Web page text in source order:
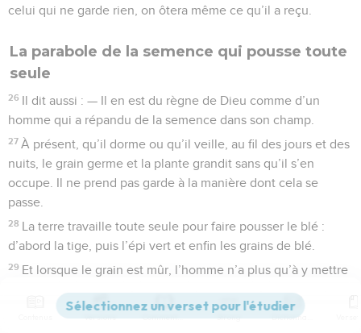
celui qui ne garde rien, on ôtera même ce qu’il a reçu.
La parabole de la semence qui pousse toute
seule
26 Il dit aussi : — Il en est du règne de Dieu comme d’un
homme qui a répandu de la semence dans son champ.
27 À présent, qu’il dorme ou qu’il veille, au fil des jours et des
nuits, le grain germe et la plante grandit sans qu’il s’en
occupe. Il ne prend pas garde à la manière dont cela se
passe.
28 La terre travaille toute seule pour faire pousser le blé :
d’abord la tige, puis l’épi vert et enfin les grains de blé.
29 Et lorsque le grain est mûr, l’homme n’a plus qu’à y mettre
Versions Commentaires Strong